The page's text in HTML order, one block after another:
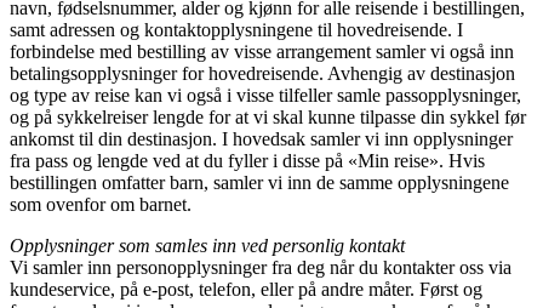
navn, fødselsnummer, alder og kjønn for alle reisende i bestillingen,
samt adressen og kontaktopplysningene til hovedreisende. I
forbindelse med bestilling av visse arrangement samler vi også inn
betalingsopplysninger for hovedreisende. Avhengig av destinasjon
og type av reise kan vi også i visse tilfeller samle passopplysninger,
og på sykkelreiser lengde for at vi skal kunne tilpasse din sykkel før
ankomst til din destinasjon. I hovedsak samler vi inn opplysninger
fra pass og lengde ved at du fyller i disse på «Min reise». Hvis
bestillingen omfatter barn, samler vi inn de samme opplysningene
som ovenfor om barnet.
Opplysninger som samles inn ved personlig kontakt
Vi samler inn personopplysninger fra deg når du kontakter oss via
kundeservice, på e-post, telefon, eller på andre måter. Først og